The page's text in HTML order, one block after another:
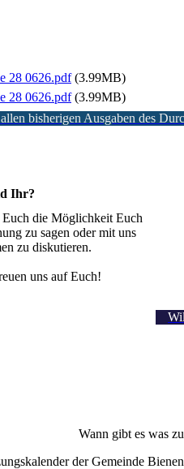
28 0626.pdf(3.99MB)
28 0626.pdf(3.99MB)
bisherigen Ausgaben des
Ihr?
die Möglichkeit Euch
zu sagen oder mit uns
zu diskutieren.
uns auf Euch!
Wann gibt es was
der Gemeinde